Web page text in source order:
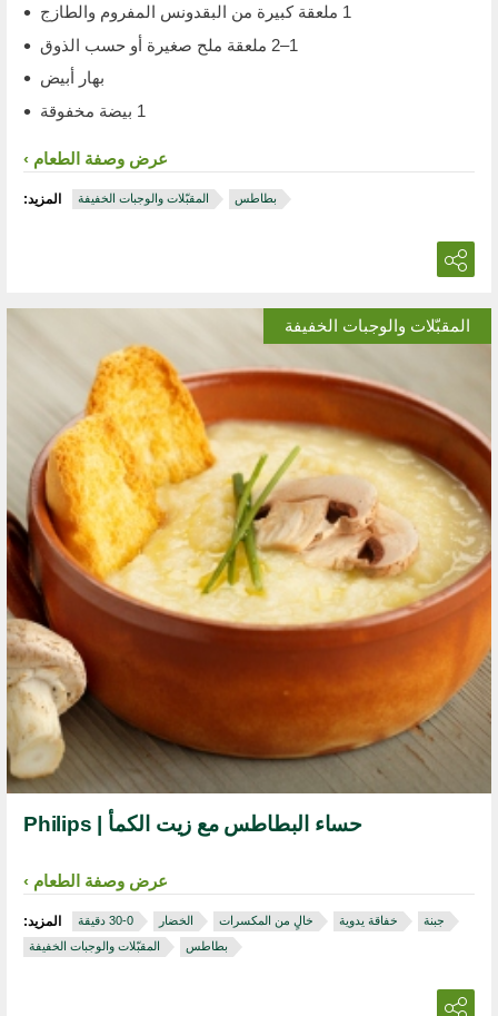
بهار أبيض
عرض وصفة الطعام
المزيد: المقبّلات والوجبات الخفيفة بطاطس
المقبّلات والوجبات الخفيفة
حساء البطاطس مع زيت الكمأ | Philips
عرض وصفة الطعام
المزيد: الخضار خالٍ من المكسرات خفاقة يدوية
جبنة
المقبّلات والوجبات الخفيفة
بطاطس